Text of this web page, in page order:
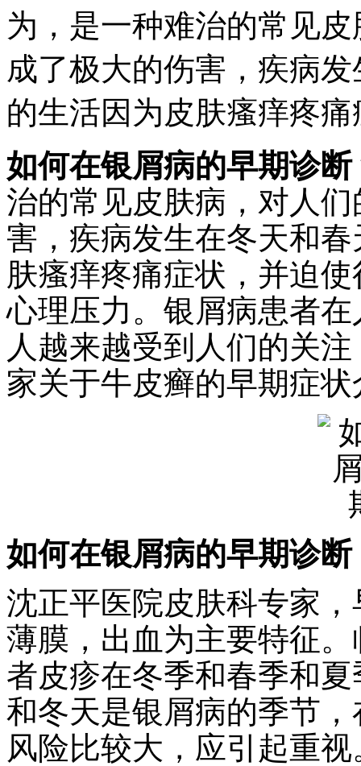
为，是一种难治的常见
成了极大的伤害，疾病
的生活因为皮肤瘙痒疼痛
如何在银屑病的早期诊断
治的常见皮肤病，对人
害，疾病发生在冬天和
肤瘙痒疼痛症状，并迫
心理压力。银屑病患者
人越来越受到人们的关
家关于牛皮癣的早期症状
如何在银屑病的早期诊断
沈正平医院皮肤科专家
薄膜，出血为主要特征
者皮疹在冬季和春季和
和冬天是银屑病的季节
风险比较大，应引起重视